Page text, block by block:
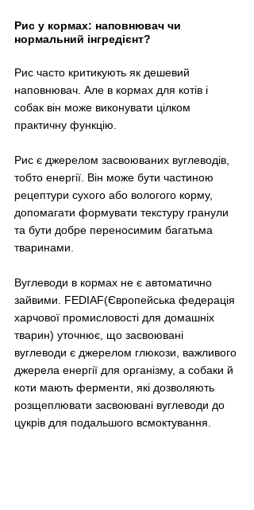
Рис у кормах: наповнювач чи
нормальний інгредієнт?
Рис часто критикують як дешевий
наповнювач. Але в кормах для котів і
собак він може виконувати цілком
практичну функцію.
Рис є джерелом засвоюваних вуглеводів,
тобто енергії. Він може бути частиною
рецептури сухого або вологого корму,
допомагати формувати текстуру гранули
та бути добре переносимим багатьма
тваринами.
Вуглеводи в кормах не є автоматично
зайвими. FEDIAF(Європейська федерація
харчової промисловості для домашніх
тварин) уточнює, що засвоювані
вуглеводи є джерелом глюкози, важливого
джерела енергії для організму, а собаки й
коти мають ферменти, які дозволяють
розщеплювати засвоювані вуглеводи до
цукрів для подальшого всмоктування.